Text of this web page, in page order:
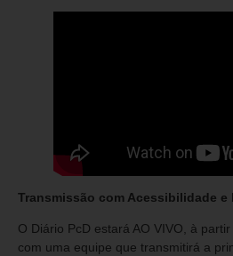
Transmissão com Acessibilidade e
O Diário PcD estará AO VIVO, à
com uma equipe que transmitirá a